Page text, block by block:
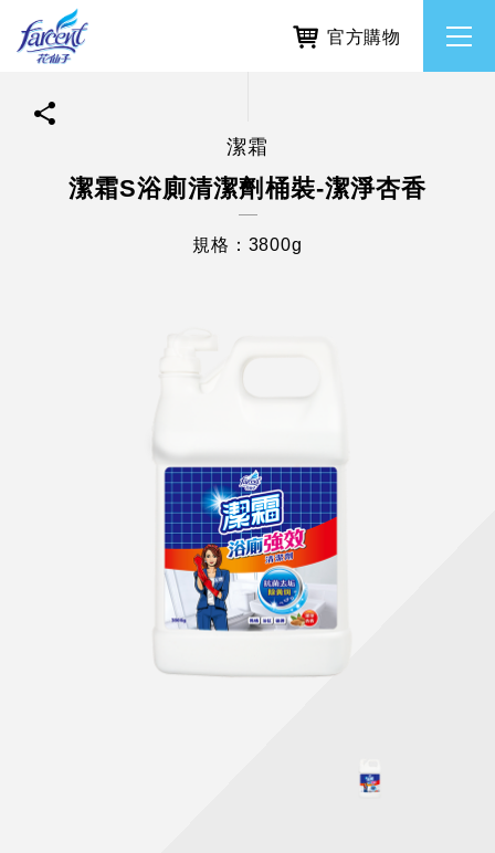
繁體中文
使命與核心價值
所有品牌
利害關係人互動與經營
透過各種型態及管道與利害關係人建立友善溝通平台
股東會相關重要事項與發佈
協助解決您對產品的疑問
官方購物
潔霜
潔霜S浴廁清潔劑桶裝-潔淨杏香
規格：3800g